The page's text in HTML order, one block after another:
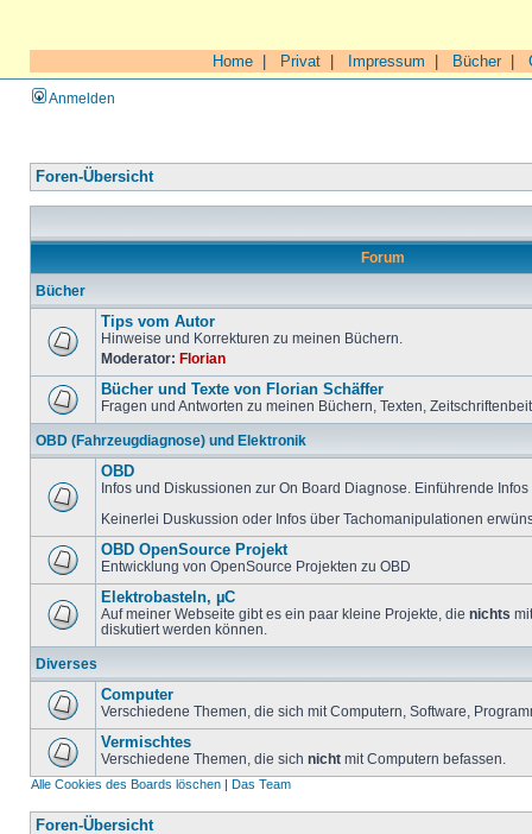
Home Privat Impressum Bücher|
Anmelden
Foren-Übersicht
Forum
Bücher
Tips vom Autor
Hinweise und Korrekturen zu meinen Büchern.
Moderator: Florian
Bücher und Texte von Florian Schäffer
Fragen und Antworten zu meinen Büchern, Texten,
OBD (Fahrzeugdiagnose) und Elektronik
OBD
Infos und Diskussionen zur On Board Diagnose. Einführende
Keinerlei Duskussion oder Infos über Tachomanipulationen
OBD OpenSource Projekt
Entwicklung von OpenSource Projekten zu OBD
Elektrobasteln, µC
Auf meiner Webseite gibt es ein paar kleine Projekte, die nichts
diskutiert werden können.
Diverses
Computer
Verschiedene Themen, die sich mit Computern, Software,
Vermischtes
Verschiedene Themen, die sich nicht mit Computern befassen.
Alle Cookies des Boards löschen | Das Team
Foren-Übersicht